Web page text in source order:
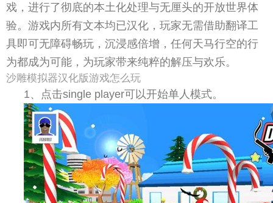
戏，进行了彻底的本土化处理与无厘头的开放世界体
验。游戏内所有文本均已汉化，玩家无需借助翻译工
具即可无障碍畅玩，沉浸感倍增，任何天马行空的行
为都成为可能，为玩家带来纯粹的解压与欢乐。
沙雕模拟器汉化版游戏怎么玩
1、点击single player可以开始单人模式。